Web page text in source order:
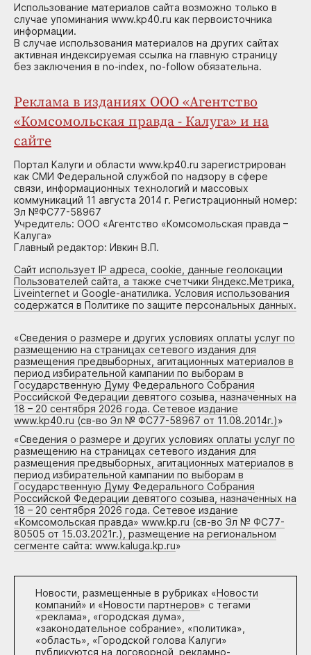
Использование материалов сайта возможно только в
случае упоминания www.kp40.ru как первоисточника
информации.
В случае использования материалов на других сайтах
активная индексируемая ссылка на главную страницу
без заключения в no-index, no-follow обязательна.
Реклама в изданиях ООО «Агентство
«Комсомольская правда - Калуга» и на
сайте
Портал Калуги и области www.kp40.ru зарегистрирован
как СМИ Федеральной службой по надзору в сфере
связи, информационных технологий и массовых
коммуникаций 11 августа 2014 г. Регистрационный номер:
Эл №ФС77-58967
Учредитель: ООО «Агентство «Комсомольская правда –
Калуга»
Главный редактор: Ивкин В.П.
Сайт использует IP адреса, cookie, данные геолокации
Пользователей сайта, а также счетчики Яндекс.Метрика,
Liveinternet и Google-анатилика. Условия использования
содержатся в Политике по защите персональных данных.
«Сведения о размере и других условиях оплаты услуг по
размещению на страницах сетевого издания для
размещения предвыборных, агитационных материалов в
период избирательной кампании по выборам в
Государственную Думу Федерального Собрания
Российской Федерации девятого созыва, назначенных на
18 – 20 сентября 2026 года. Сетевое издание
www.kp40.ru (св-во Эл № ФС77-58967 от 11.08.2014г.)»
«Сведения о размере и других условиях оплаты услуг по
размещению на страницах сетевого издания для
размещения предвыборных, агитационных материалов в
период избирательной кампании по выборам в
Государственную Думу Федерального Собрания
Российской Федерации девятого созыва, назначенных на
18 – 20 сентября 2026 года. Сетевое издание
«Комсомольская правда» www.kp.ru (св-во Эл № ФС77-
80505 от 15.03.2021г.), размещение на региональном
сегменте сайта: www.kaluga.kp.ru»
Новости, размещенные в рубриках «Новости
компаний» и «Новости партнеров» с тегами
«реклама», «городская дума»,
«законодательное собрание», «политика»,
«область», «Городской голова Калуги»
публикуются на договорной, рекламно-